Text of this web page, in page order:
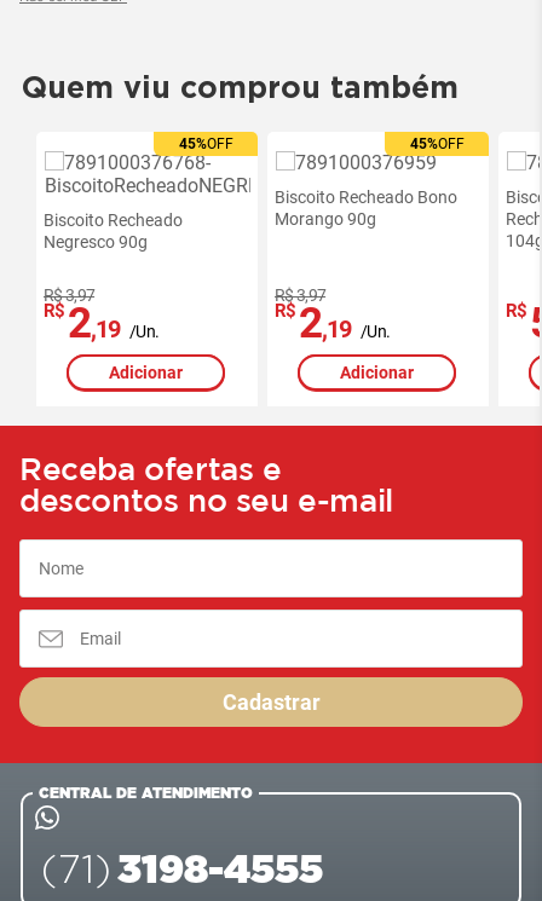
Quem viu comprou também
45%OFF
Ofertas
exclusivas
site
-
RedeMiX
Biscoito Recheado
Negresco 90g
R$ 3,97
R$ 2,19 /Un.
Adicionar
45%OFF
Ofertas
exclusivas
site
-
Biscoito Recheado Bono
Morango 90g
R$ 3,97
R$ 2,19 /Un.
Adicionar
R$
Receba ofertas e
descontos no seu e-mail
Cadastrar
CENTRAL DE ATENDIMENTO
(71) 3198-4555